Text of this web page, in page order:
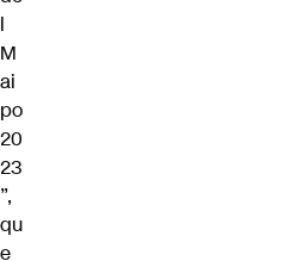
l
M
ai
po
20
23
”,
qu
e